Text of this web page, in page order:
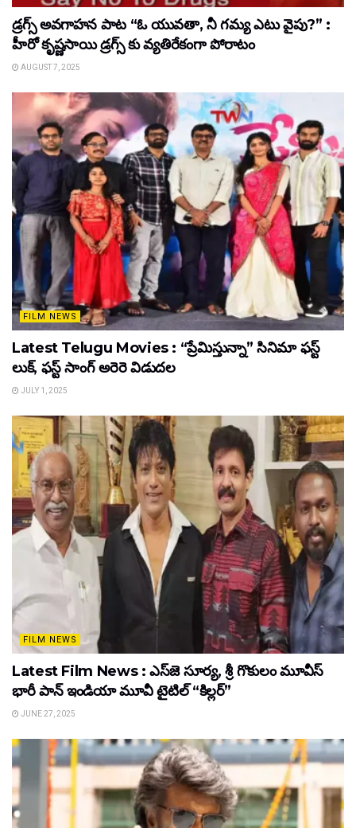
డ్రగ్స్ అవగాహన పాట “ఓ యువతా, నీ గమ్య ఎటు వైపు?” :
హీరో కృష్ణసాయి డ్రగ్స్ కు వ్యతిరేకంగా పోరాటం
AUGUST 7, 2025
FILM NEWS
Latest Telugu Movies : “ప్రేమిస్తున్నా” సినిమా ఫస్ట్
లుక్, ఫస్ట్ సాంగ్ అరెరె విడుదల
JULY 1, 2025
FILM NEWS
Latest Film News : ఎస్‌జె సూర్య, శ్రీ గొకులం మూవీస్‌
భారీ పాన్‌ ఇండియా మూవీ టైటిల్ “కిల్లర్”
JUNE 27, 2025